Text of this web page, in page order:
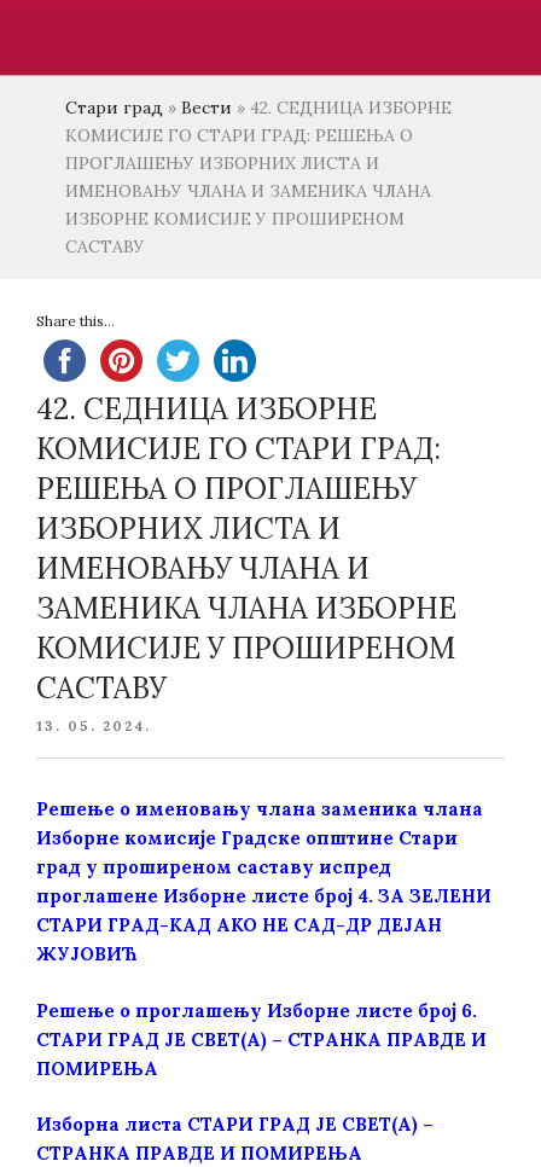
Стари град » Вести » 42. СЕДНИЦА ИЗБОРНЕ
КОМИСИЈЕ ГО СТАРИ ГРАД: РЕШЕЊА О
ПРОГЛАШЕЊУ ИЗБОРНИХ ЛИСТА И
ИМЕНОВАЊУ ЧЛАНА И ЗАМЕНИКА ЧЛАНА
ИЗБОРНЕ КОМИСИЈЕ У ПРОШИРЕНОМ
САСТАВУ
Share this...
42. СЕДНИЦА ИЗБОРНЕ
КОМИСИЈЕ ГО СТАРИ ГРАД:
РЕШЕЊА О ПРОГЛАШЕЊУ
ИЗБОРНИХ ЛИСТА И
ИМЕНОВАЊУ ЧЛАНА И
ЗАМЕНИКА ЧЛАНА ИЗБОРНЕ
КОМИСИЈЕ У ПРОШИРЕНОМ
САСТАВУ
POSTED
13. 05. 2024.
Решење о именовању члана заменика члана
Изборне комисије Градске oпштине Стари
град у проширеном саставу испред
проглашене Изборне листе број 4. ЗА ЗЕЛЕНИ
СТАРИ ГРАД-КАД АКО НЕ САД-ДР ДЕЈАН
ЖУЈОВИЋ
Решењe о проглашењу Изборне листе број 6.
СТАРИ ГРАД ЈЕ СВЕТ(А) – СТРАНКА ПРАВДЕ И
ПОМИРЕЊА
Изборна листа СТАРИ ГРАД ЈЕ СВЕТ(А) –
СТРАНКА ПРАВДЕ И ПОМИРЕЊА